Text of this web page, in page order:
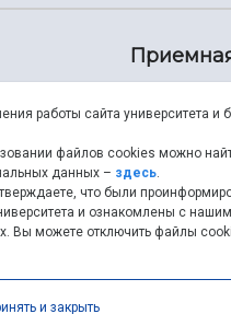
8 (846)
работы сайта университета и
файлов cookies можно
данных – здесь.
что были
и ознакомлены с
Вы можете отключить файлы
и закрыть